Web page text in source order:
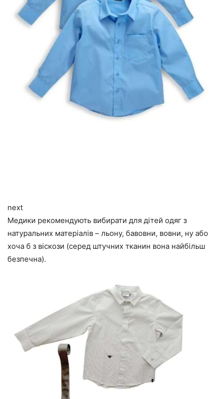
next
Медики рекомендують вибирати для дітей одяг з
натуральних матеріалів – льону, бавовни, вовни, ну або
хоча б з віскози (серед штучних тканин вона найбільш
безпечна).